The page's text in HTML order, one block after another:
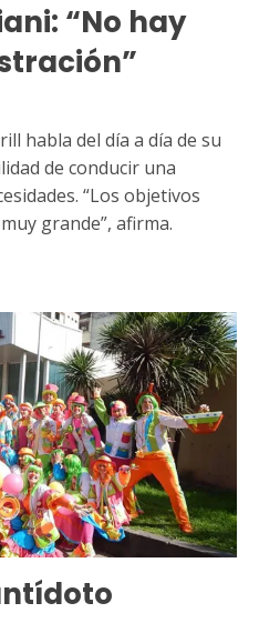
“No hay
habla del día a día de su
de conducir una
“Los objetivos
grande”, afirma.